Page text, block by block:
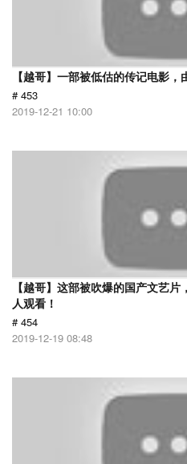
【越哥】一部被低估的传记电影，
# 453
2019-12-21 10:00
【越哥】这部被吹爆的国产文艺
人观看！
# 454
2019-12-19 08:48